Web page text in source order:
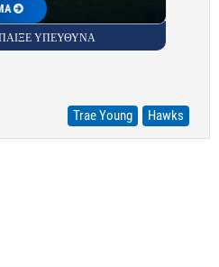
ΠΑΙΞΕ ΥΠΕΥΘΥΝΑ
Trae Young Hawks